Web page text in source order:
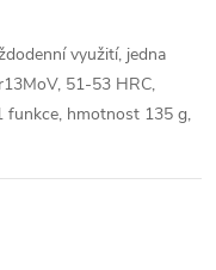
využití, jedna
, 51-53 HRC,
funkce, hmotnost 135 g,